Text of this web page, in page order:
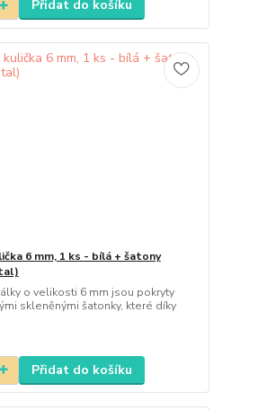
Přidat do košíku
6 mm, 1 ks - bílá + šatony
o velikosti 6 mm jsou pokryty
skleněnými šatonky, které díky
Přidat do košíku